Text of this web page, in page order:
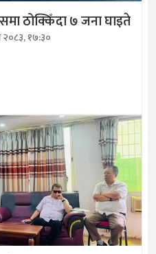
ठोक्किँदा ७ जना घाइते
२०८३, १७:३०